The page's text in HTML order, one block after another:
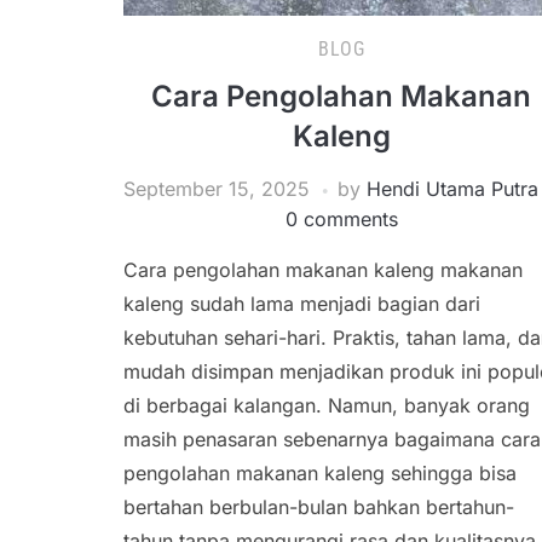
BLOG
Cara Pengolahan Makanan
Kaleng
September 15, 2025 by Hendi Utama Putra
0 comments
Cara pengolahan makanan kaleng makanan
kaleng sudah lama menjadi bagian dari
kebutuhan sehari-hari. Praktis, tahan lama,
mudah disimpan menjadikan produk ini
di berbagai kalangan. Namun, banyak orang
masih penasaran sebenarnya bagaimana cara
pengolahan makanan kaleng sehingga bisa
bertahan berbulan-bulan bahkan bertahun-